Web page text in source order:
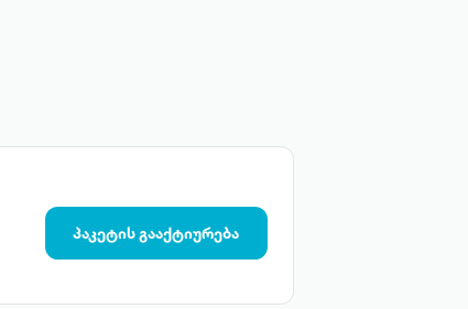
პაკეტის გააქტიურება